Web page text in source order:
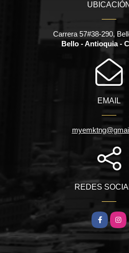
UBICACIÓN
Carrera 57#38-290,
Bello - Antioquia -
EMAIL
REDES
Facebook